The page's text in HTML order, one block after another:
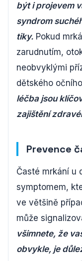
být i projevem
syndrom
tiky. Pokud
zarudnutím,
neobvyklými
dětského
léčba jsou
zajištění
Prevence
Časté mrkání u
symptomem,
ve většině
může
všimnete, že
obvykle, je